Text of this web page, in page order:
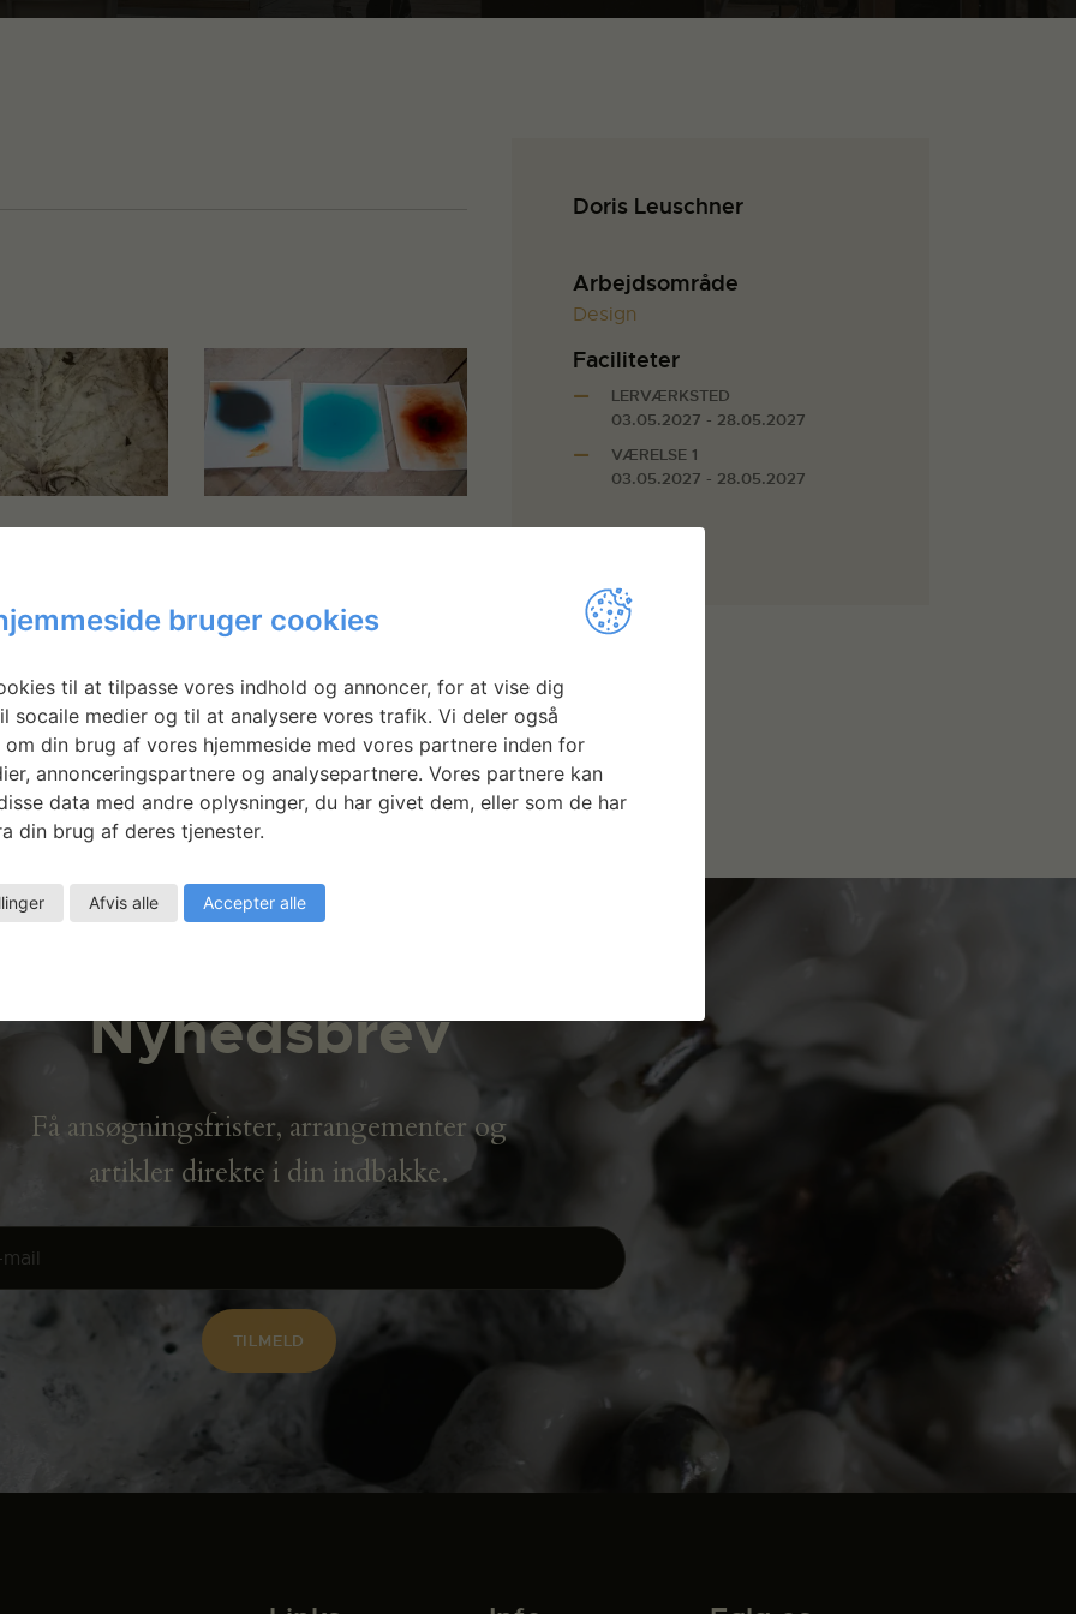
Time My
Doris Leuschner
Arbejdsområde
Design
Faciliteter
LERVÆRKSTED
03.05.2027 - 28.05.2027
VÆRELSE 1
03.05.2027 - 28.05.2027
Nyhedsbrev
Få ansøgningsfrister, arrangementer og
artikler direkte i din indbakke.
bruger cookies
til at tilpasse vores indhold og annoncer, for at vise dig
socaile medier og til at analysere vores trafik. Vi deler også
din brug af vores hjemmeside med vores partnere inden for
annonceringspartnere og analysepartnere. Vores partnere kan
data med andre oplysninger, du har givet dem, eller som de har
din brug af deres tjenester.
Afvis alle Accepter alle